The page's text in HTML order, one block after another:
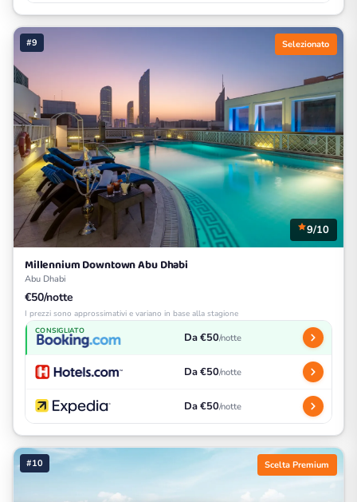
#9 Selezionato
9/10
Millennium Downtown Abu Dhabi
Abu Dhabi
€50/notte
I prezzi sono approssimativi e variano in base alla stagione
CONSIGLIATO Da €50/notte
Da €50/notte
Da €50/notte
#10 Scelta Premium